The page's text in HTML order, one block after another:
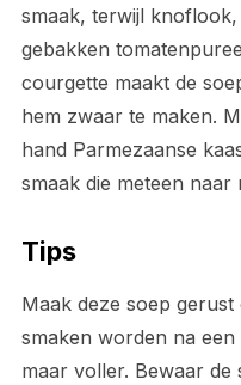
smaak, terwijl
gebakken
courgette maakt de
hem zwaar te maken.
hand Parmezaanse
smaak die meteen naar
Tips
Maak deze soep
smaken worden na
maar voller. Bewaar de